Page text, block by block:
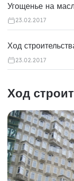
Угощенье на
23.02.2017
Ход
23.02.2017
Ход